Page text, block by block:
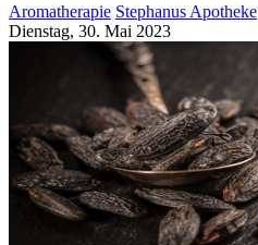
Aromatherapie Stephanus Apotheke
Dienstag, 30. Mai 2023